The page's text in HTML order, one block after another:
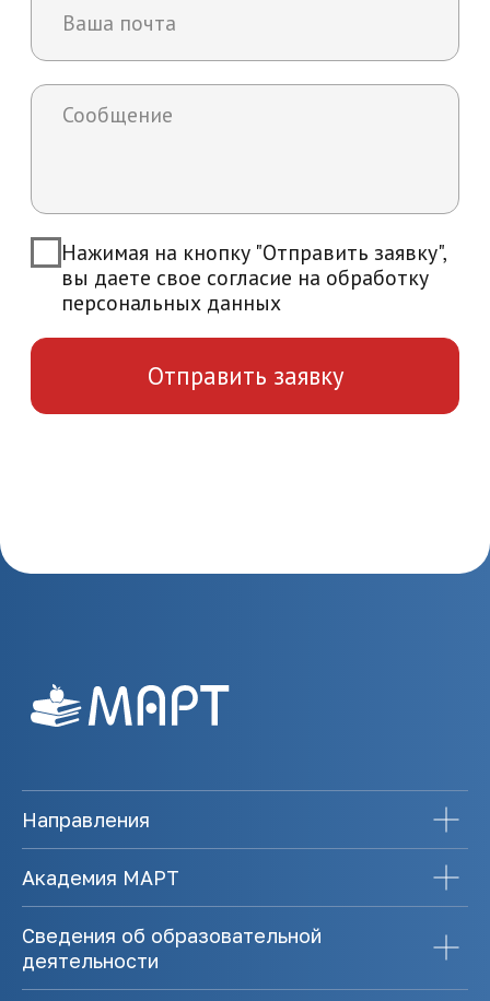
Направления
Академия МАРТ
Сведения об образовательной
деятельности